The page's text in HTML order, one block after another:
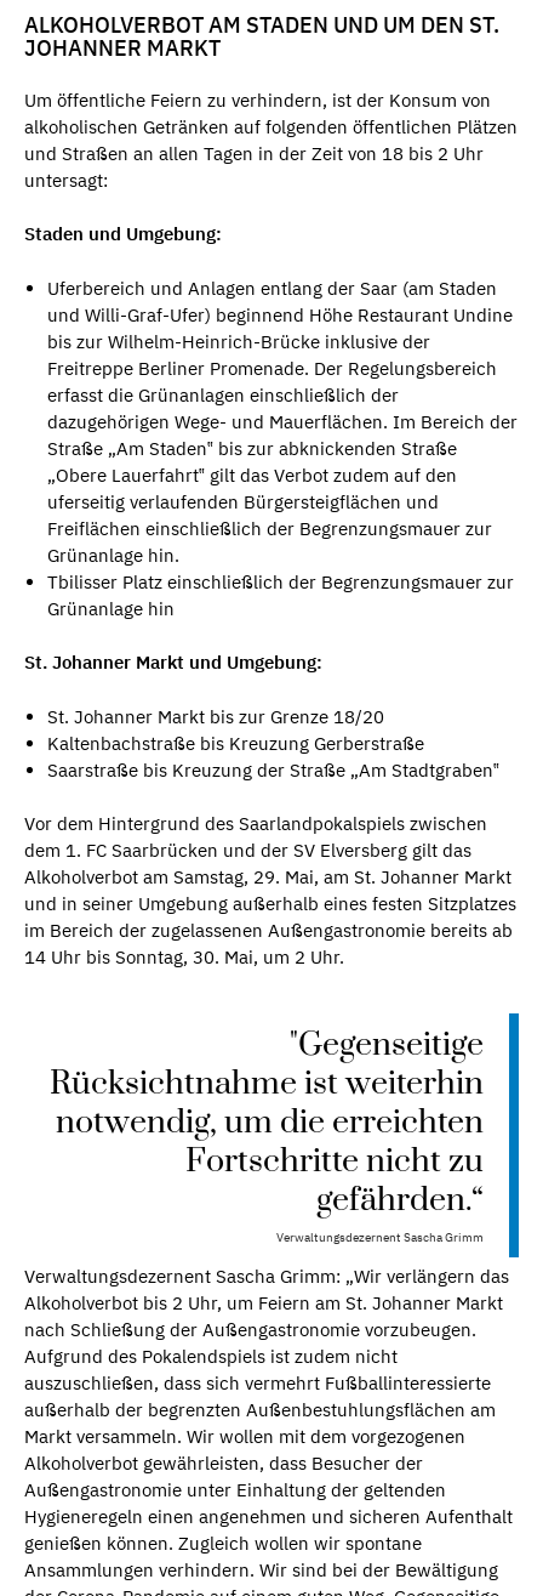
ALKOHOLVERBOT AM STADEN UND UM DEN ST.
JOHANNER MARKT
Um öffentliche Feiern zu verhindern, ist der Konsum von
alkoholischen Getränken auf folgenden öffentlichen Plätzen
und Straßen an allen Tagen in der Zeit von 18 bis 2 Uhr
untersagt:
Staden und Umgebung:
Uferbereich und Anlagen entlang der Saar (am Staden
und Willi-Graf-Ufer) beginnend Höhe Restaurant Undine
bis zur Wilhelm-Heinrich-Brücke inklusive der
Freitreppe Berliner Promenade. Der Regelungsbereich
erfasst die Grünanlagen einschließlich der
dazugehörigen Wege- und Mauerflächen. Im Bereich der
Straße „Am Staden‟ bis zur abknickenden Straße
„Obere Lauerfahrt‟ gilt das Verbot zudem auf den
uferseitig verlaufenden Bürgersteigflächen und
Freiflächen einschließlich der Begrenzungsmauer zur
Grünanlage hin.
Tbilisser Platz einschließlich der Begrenzungsmauer zur
Grünanlage hin
St. Johanner Markt und Umgebung:
St. Johanner Markt bis zur Grenze 18/20
Kaltenbachstraße bis Kreuzung Gerberstraße
Saarstraße bis Kreuzung der Straße „Am Stadtgraben‟
Vor dem Hintergrund des Saarlandpokalspiels zwischen
dem 1. FC Saarbrücken und der SV Elversberg gilt das
Alkoholverbot am Samstag, 29. Mai, am St. Johanner Markt
und in seiner Umgebung außerhalb eines festen Sitzplatzes
im Bereich der zugelassenen Außengastronomie bereits ab
14 Uhr bis Sonntag, 30. Mai, um 2 Uhr.
"Gegenseitige
Rücksichtnahme ist weiterhin
notwendig, um die erreichten
Fortschritte nicht zu
gefährden.“
Verwaltungsdezernent Sascha Grimm
Verwaltungsdezernent Sascha Grimm: „Wir verlängern das
Alkoholverbot bis 2 Uhr, um Feiern am St. Johanner Markt
nach Schließung der Außengastronomie vorzubeugen.
Aufgrund des Pokalendspiels ist zudem nicht
auszuschließen, dass sich vermehrt Fußballinteressierte
außerhalb der begrenzten Außenbestuhlungsflächen am
Markt versammeln. Wir wollen mit dem vorgezogenen
Alkoholverbot gewährleisten, dass Besucher der
Außengastronomie unter Einhaltung der geltenden
Hygieneregeln einen angenehmen und sicheren Aufenthalt
genießen können. Zugleich wollen wir spontane
Ansammlungen verhindern. Wir sind bei der Bewältigung